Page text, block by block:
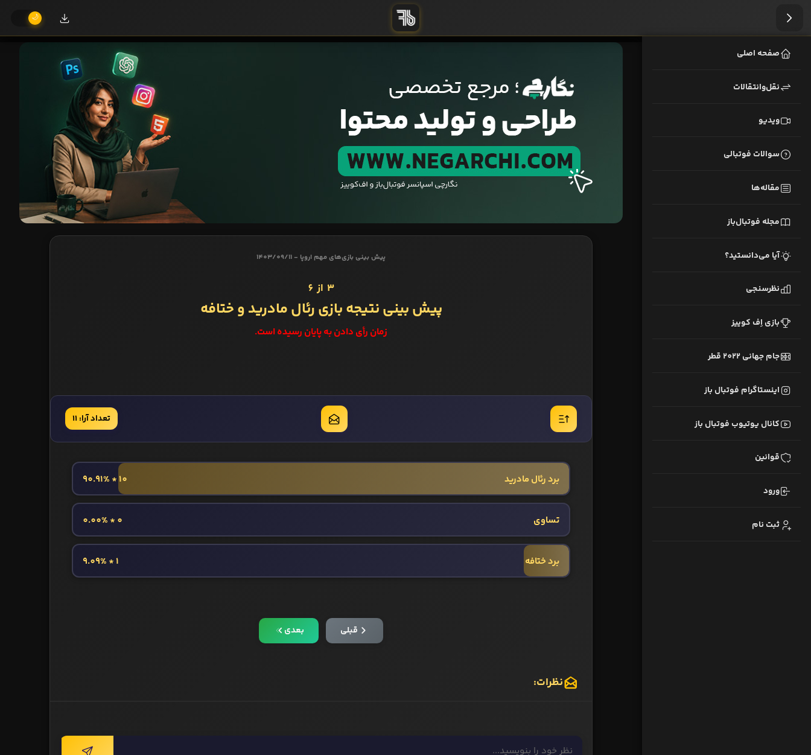
صفحه اصلی
نقل‌وانتقالات
ویدیو
سوالات فوتبالی
مقاله‌ها
مجله فوتبال‌باز
آیا می‌دانستید؟
نظرسنجی
بازی اِف کوییز
جام جهانی 2022 قطر
اینستاگرام فوتبال باز
کانال یوتیوب فوتبال باز
قوانین
ورود
ثبت نام
پیش بینی بازی‌های مهم اروپا - 1403/09/11
3 از 6
پیش بینی نتیجه بازی رئال مادرید و ختافه
زمان رأی دادن به پایان رسیده است.
تعداد آرا: 11
برد رئال مادرید 10 * 90.91%
تساوی 0 * 0.00%
برد ختافه 1 * 9.09%
قبلی بعدی
نظرات: